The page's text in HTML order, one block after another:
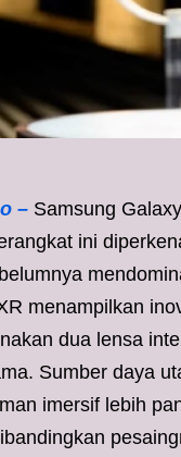
– Samsung
ini
menampilkan
dua lensa
Sumber daya
imersif lebih